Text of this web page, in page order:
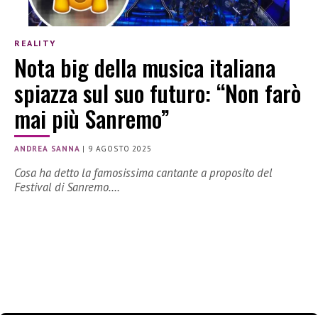
REALITY
Nota big della musica italiana
spiazza sul suo futuro: “Non farò
mai più Sanremo”
ANDREA SANNA | 9 AGOSTO 2025
Cosa ha detto la famosissima cantante a proposito del
Festival di Sanremo….